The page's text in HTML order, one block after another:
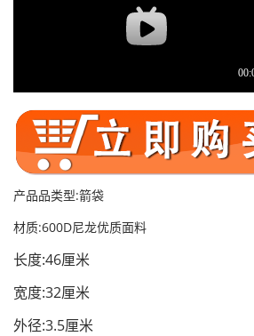
产品品类型:箭袋
材质:600D尼龙优质面料
长度:46厘米
宽度:32厘米
外径:3.5厘米